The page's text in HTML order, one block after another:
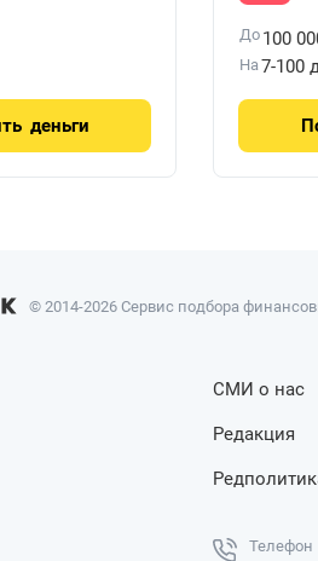
деньги
До 100
На7-100
© 2014-2026 Сервис подбора
СМИ о нас
Редакция
Телефон